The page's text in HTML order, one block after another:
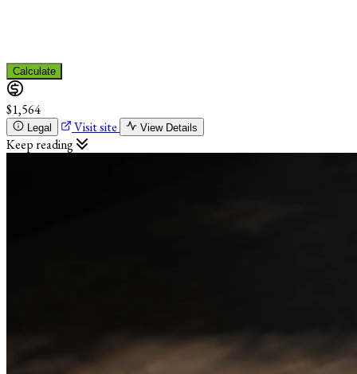
Calculate
$1,564
Legal Visit site View Details
Keep reading